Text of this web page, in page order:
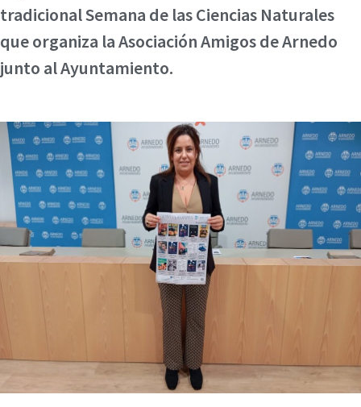
tradicional Semana de las Ciencias Naturales
que organiza la Asociación Amigos de Arnedo
junto al Ayuntamiento.